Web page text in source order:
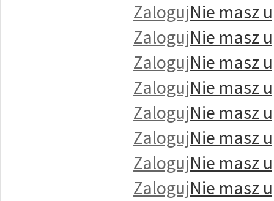
ZalogujNie masz
ZalogujNie masz
ZalogujNie masz
ZalogujNie masz
ZalogujNie masz
ZalogujNie masz
ZalogujNie masz
ZalogujNie masz